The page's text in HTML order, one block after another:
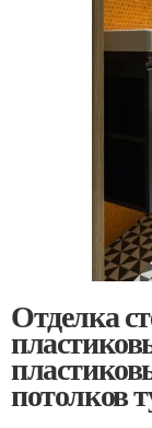
Отделка
потолков